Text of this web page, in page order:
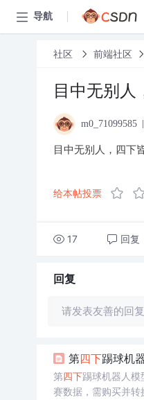
导航
社区 前端社区
目中无别人
m0_71099585
目中无别人，四下
给本帖投票
17 回复
回复
请发表友善的回
第四下踢球机
第四下踢球机器人模
赛数据，需购买并转